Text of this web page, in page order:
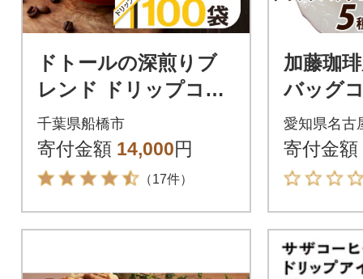
ドトールの深煎りブ
レンド ドリップコー
ヒー 100袋 ドリップ
バックコーヒー
千葉県船橋市
寄付金額 14,000円
（17件）
加藤珈
バッグ
味が楽
00杯分
愛知県名古
寄付金額